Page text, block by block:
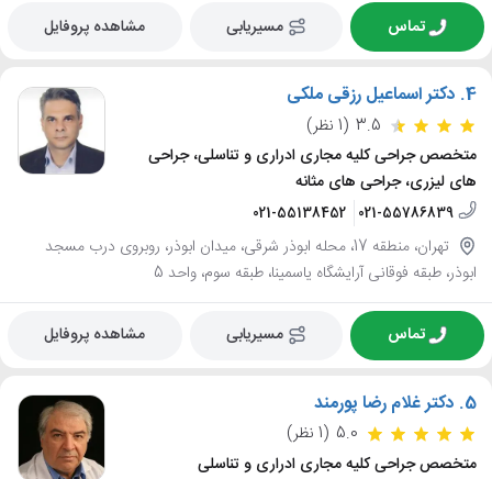
تماس مسیریابی مشاهده پروفایل
4. دکتر اسماعیل رزقی ملکی
3.5 (1 نظر)
متخصص جراحی کلیه مجاری ادراری و تناسلی، جراحی
های لیزری، جراحی های مثانه
021-55786839
021-55138452
تهران، منطقه 17، محله ابوذر شرقی، میدان ابوذر، روبروی درب مسجد
ابوذر، طبقه فوقانی آرایشگاه یاسمینا، طبقه سوم، واحد 5
تماس مسیریابی مشاهده پروفایل
5. دکتر غلام رضا پورمند
5.0 (1 نظر)
متخصص جراحی کلیه مجاری ادراری و تناسلی